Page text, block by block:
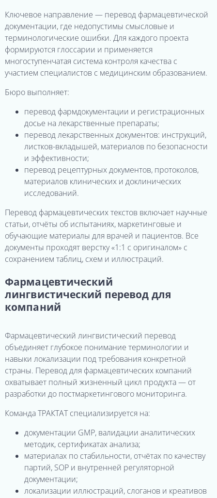
Ключевое направление — перевод фармацевтической
документации, где недопустимы смысловые и
терминологические ошибки. Для каждого проекта
формируются глоссарии и применяется
многоступенчатая система контроля качества с
участием специалистов с медицинским образованием.
Бюро выполняет:
перевод фармдокументации и регистрационных
досье на лекарственные препараты;
перевод лекарственных документов: инструкций,
листков-вкладышей, материалов по безопасности
и эффективности;
перевод рецептурных документов, протоколов,
материалов клинических и доклинических
исследований.
Перевод фармацевтических текстов включает научные
статьи, отчёты об испытаниях, маркетинговые и
обучающие материалы для врачей и пациентов. Все
документы проходят верстку «1:1 с оригиналом» с
сохранением таблиц, схем и иллюстраций.
Фармацевтический
лингвистический перевод для
компаний
Фармацевтический лингвистический перевод
объединяет глубокое понимание терминологии и
навыки локализации под требования конкретной
страны. Перевод для фармацевтических компаний
охватывает полный жизненный цикл продукта — от
разработки до постмаркетингового мониторинга.
Команда ТРАКТАТ специализируется на:
документации GMP, валидации аналитических
методик, сертификатах анализа;
материалах по стабильности, отчётах по качеству
партий, SOP и внутренней регуляторной
документации;
локализации иллюстраций, слоганов и креативов